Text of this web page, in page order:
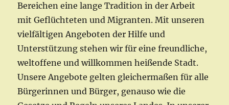
Bereichen eine lange Tradition in der Arbeit
mit Geflüchteten und Migranten. Mit unseren
vielfältigen Angeboten der Hilfe und
Unterstützung stehen wir für eine freundliche,
weltoffene und willkommen heißende Stadt.
Unsere Angebote gelten gleichermaßen für alle
Bürgerinnen und Bürger, genauso wie die